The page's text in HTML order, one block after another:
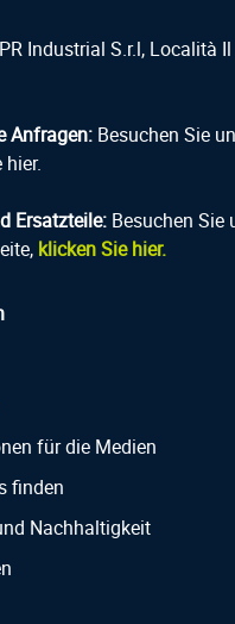
PR Industrial S.r.l, Località
Anfragen: Besuchen Sie
hier.
Ersatzteile: Besuchen Sie
klicken Sie hier.
für die Medien
finden
Nachhaltigkeit